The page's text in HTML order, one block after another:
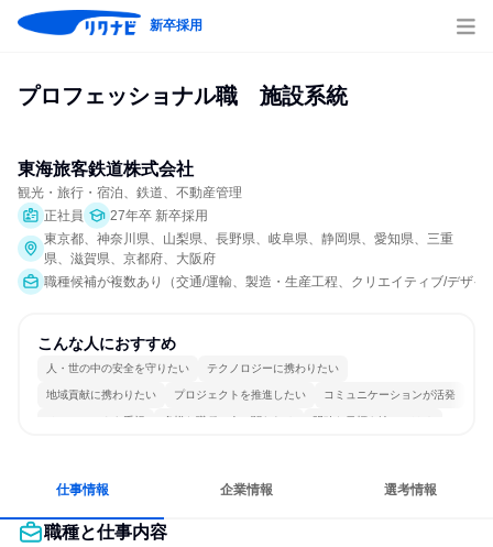
新卒採用
プロフェッショナル職　施設系統
東海旅客鉄道株式会社
観光・旅行・宿泊、鉄道、不動産管理
正社員
27年卒 新卒採用
東京都、神奈川県、山梨県、長野県、岐阜県、静岡県、愛知県、三重
県、滋賀県、京都府、大阪府
職種候補が複数あり（交通/運輸、製造・生産工程、クリエイティブ/デザ
こんな人におすすめ
人・世の中の安全を守りたい テクノロジーに携わりたい
地域貢献に携わりたい プロジェクトを推進したい コミュニケーションが活発
チームワークを重視 多様な職種の人と関われる 明確な目標を追いかける
仕事情報 企業情報 選考情報
職種と仕事内容